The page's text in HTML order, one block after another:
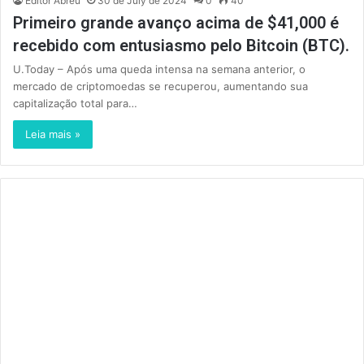
Primeiro grande avanço acima de $41,000 é
recebido com entusiasmo pelo Bitcoin (BTC).
U.Today – Após uma queda intensa na semana anterior, o
mercado de criptomoedas se recuperou, aumentando sua
capitalização total para…
Leia mais »